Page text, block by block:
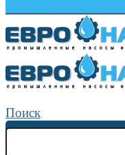
Поиск